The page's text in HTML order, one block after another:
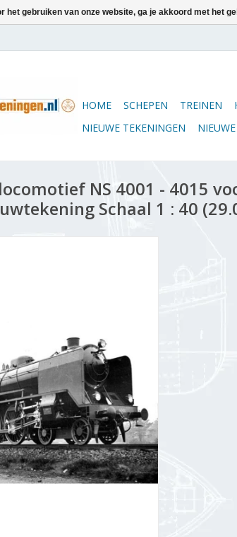
HOME SCHEPEN TREINEN
NIEUWE TEKENINGEN
NS 4001 - 4015
Schaal 1 : 40
het gebruiken van onze website, ga je akkoord met het